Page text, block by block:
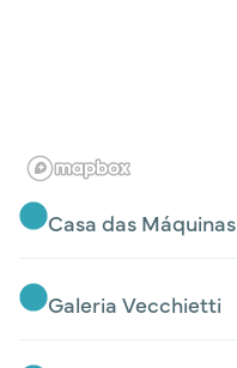
Casa das Máquinas
Galeria Vecchietti